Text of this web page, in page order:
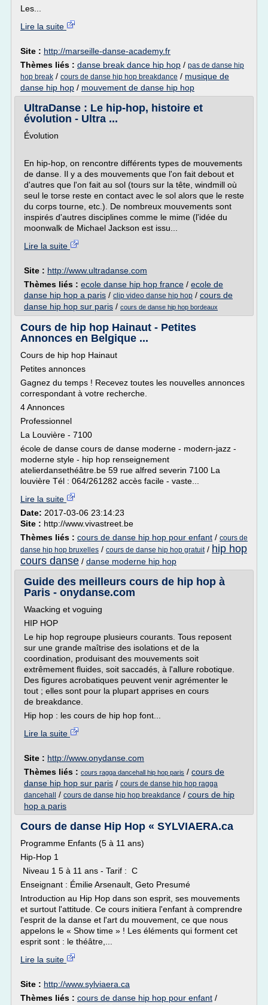
Les...
Lire la suite
Site : http://marseille-danse-academy.fr
Thèmes liés : danse break dance hip hop / pas de danse hip
hop break / cours de danse hip hop breakdance / musique de
danse hip hop / mouvement de danse hip hop
UltraDanse : Le hip-hop, histoire et
évolution - Ultra ...
Évolution
En hip-hop, on rencontre différents types de mouvements
de danse. Il y a des mouvements que l'on fait debout et
d'autres que l'on fait au sol (tours sur la tête, windmill où
seul le torse reste en contact avec le sol alors que le reste
du corps tourne, etc.). De nombreux mouvements sont
inspirés d'autres disciplines comme le mime (l'idée du
moonwalk de Michael Jackson est issu...
Lire la suite
Site : http://www.ultradanse.com
Thèmes liés : ecole danse hip hop france / ecole de
danse hip hop a paris / clip video danse hip hop / cours de
danse hip hop sur paris / cours de danse hip hop bordeaux
Cours de hip hop Hainaut - Petites
Annonces en Belgique ...
Cours de hip hop Hainaut
Petites annonces
Gagnez du temps ! Recevez toutes les nouvelles annonces
correspondant à votre recherche.
4 Annonces
Professionnel
La Louvière - 7100
école de danse cours de danse moderne - modern-jazz -
moderne style - hip hop renseignement
atelierdansethéâtre.be 59 rue alfred severin 7100 La
louvière Tél : 064/261282 accès facile - vaste...
Lire la suite
Date: 2017-03-06 23:14:23
Site : http://www.vivastreet.be
Thèmes liés : cours de danse hip hop pour enfant / cours de
danse hip hop bruxelles / cours de danse hip hop gratuit/ hip hop
cours danse / danse moderne hip hop
Guide des meilleurs cours de hip hop à
Paris - onydanse.com
Waacking et voguing
HIP HOP
Le hip hop regroupe plusieurs courants. Tous reposent
sur une grande maîtrise des isolations et de la
coordination, produisant des mouvements soit
extrêmement fluides, soit saccadés, à l'allure robotique.
Des figures acrobatiques peuvent venir agrémenter le
tout ; elles sont pour la plupart apprises en cours
de breakdance.
Hip hop : les cours de hip hop font...
Lire la suite
Site : http://www.onydanse.com
Thèmes liés : cours ragga dancehall hip hop paris / cours de
danse hip hop sur paris / cours de danse hip hop ragga
dancehall
/ cours de danse hip hop breakdance / cours de hip
hop a paris
Cours de danse Hip Hop « SYLVIAERA.ca
Programme Enfants (5 à 11 ans)
Hip-Hop 1
Niveau 1 5 à 11 ans - Tarif : C
Enseignant : Émilie Arsenault, Geto Presumé
Introduction au Hip Hop dans son esprit, ses mouvements
et surtout l'attitude. Ce cours initiera l'enfant à comprendre
l'esprit de la danse et l'art du mouvement, ce que nous
appelons le « Show time » ! Les éléments qui forment cet
esprit sont : le théâtre,...
Lire la suite
Site : http://www.sylviaera.ca
Thèmes liés : cours de danse hip hop pour enfant /